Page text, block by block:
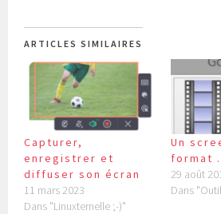
ARTICLES SIMILAIRES
Capturer,
enregistrer et
diffuser son écran
11 mars 2023
Dans "Linuxternelle ;-)"
Un
format
29 août
Dans